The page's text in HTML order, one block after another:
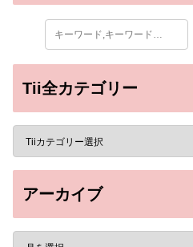
Tii全カテゴリー
アーカイブ